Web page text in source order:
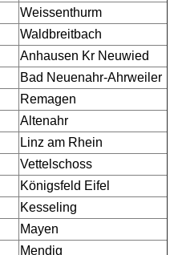
Weissenthurm
Waldbreitbach
Anhausen Kr Neuwied
Bad Neuenahr-Ahrweiler
Remagen
Altenahr
Linz am Rhein
Vettelschoss
Königsfeld Eifel
Kesseling
Mayen
Mendig